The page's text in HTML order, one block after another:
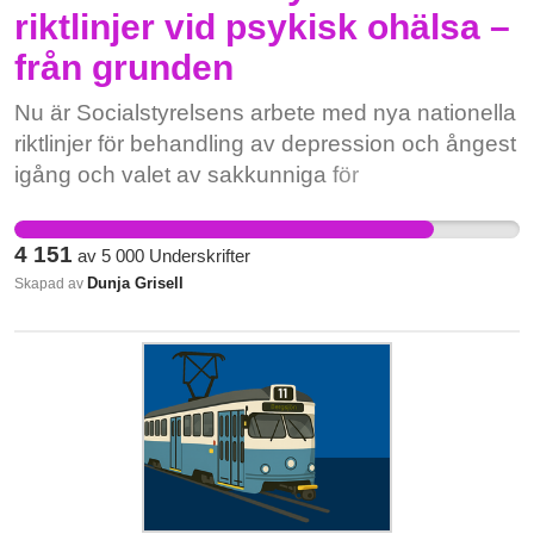
riktlinjer vid psykisk ohälsa –
från grunden
Nu är Socialstyrelsens arbete med nya nationella
riktlinjer för behandling av depression och ångest
igång och valet av sakkunniga för
områdesgrupperna är så gott som färdigt. 14 av
17 sakkunniga är läkare, 13 av läkarna är
psykiatriker. Det faktum att Socialstyrelsens
läkare till nästan alla betydande positioner i
arbetet med riktlinjerna och att majoriteten av
dessa omfamnar en tydlig biomedicinsk
förklaringsmodell för orsakerna till psykisk ohälsa
och hur det ska behandlas, talar sitt tydliga språk.
Ramarna för vad vi kan förvänta oss av de nya
4 151 av 5 000 Underskrifter
Skapad av Dunja Grisell